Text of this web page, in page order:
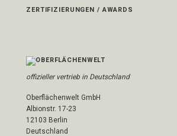
ZERTIFIZIERUNGEN / AWARDS
offizieller vertrieb in Deutschland
Oberflächenwelt GmbH
Albionstr. 17-23
12103 Berlin
Deutschland